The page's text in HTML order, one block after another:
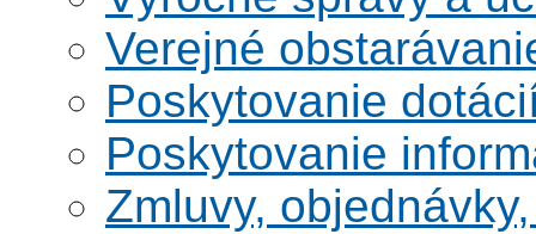
Verejné
Poskytovanie
Poskytovanie
Zmluvy,